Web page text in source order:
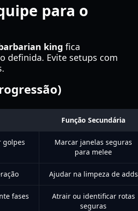
para o
king fica
definida. Evite setups com
Função Secundária
golpes
Marcar janelas seguras
para melee
Ajudar na limpeza de adds
fases
Atrair ou identificar rotas
seguras